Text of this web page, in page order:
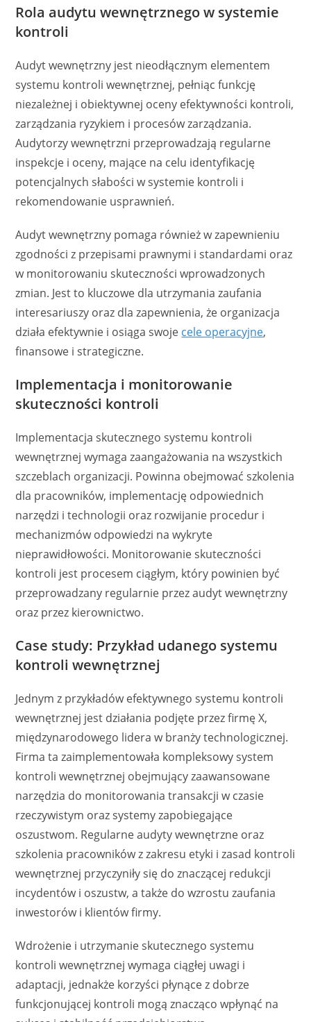
Rola audytu wewnętrznego w systemie
kontroli
Audyt wewnętrzny jest nieodłącznym elementem
systemu kontroli wewnętrznej, pełniąc funkcję
niezależnej i obiektywnej oceny efektywności kontroli,
zarządzania ryzykiem i procesów zarządzania.
Audytorzy wewnętrzni przeprowadzają regularne
inspekcje i oceny, mające na celu identyfikację
potencjalnych słabości w systemie kontroli i
rekomendowanie usprawnień.
Audyt wewnętrzny pomaga również w zapewnieniu
zgodności z przepisami prawnymi i standardami oraz
w monitorowaniu skuteczności wprowadzonych
zmian. Jest to kluczowe dla utrzymania zaufania
interesariuszy oraz dla zapewnienia, że organizacja
działa efektywnie i osiąga swoje cele operacyjne,
finansowe i strategiczne.
Implementacja i monitorowanie
skuteczności kontroli
Implementacja skutecznego systemu kontroli
wewnętrznej wymaga zaangażowania na wszystkich
szczeblach organizacji. Powinna obejmować szkolenia
dla pracowników, implementację odpowiednich
narzędzi i technologii oraz rozwijanie procedur i
mechanizmów odpowiedzi na wykryte
nieprawidłowości. Monitorowanie skuteczności
kontroli jest procesem ciągłym, który powinien być
przeprowadzany regularnie przez audyt wewnętrzny
oraz przez kierownictwo.
Case study: Przykład udanego systemu
kontroli wewnętrznej
Jednym z przykładów efektywnego systemu kontroli
wewnętrznej jest działania podjęte przez firmę X,
międzynarodowego lidera w branży technologicznej.
Firma ta zaimplementowała kompleksowy system
kontroli wewnętrznej obejmujący zaawansowane
narzędzia do monitorowania transakcji w czasie
rzeczywistym oraz systemy zapobiegające
oszustwom. Regularne audyty wewnętrzne oraz
szkolenia pracowników z zakresu etyki i zasad kontroli
wewnętrznej przyczyniły się do znaczącej redukcji
incydentów i oszustw, a także do wzrostu zaufania
inwestorów i klientów firmy.
Wdrożenie i utrzymanie skutecznego systemu
kontroli wewnętrznej wymaga ciągłej uwagi i
adaptacji, jednakże korzyści płynące z dobrze
funkcjonującej kontroli mogą znacząco wpłynąć na